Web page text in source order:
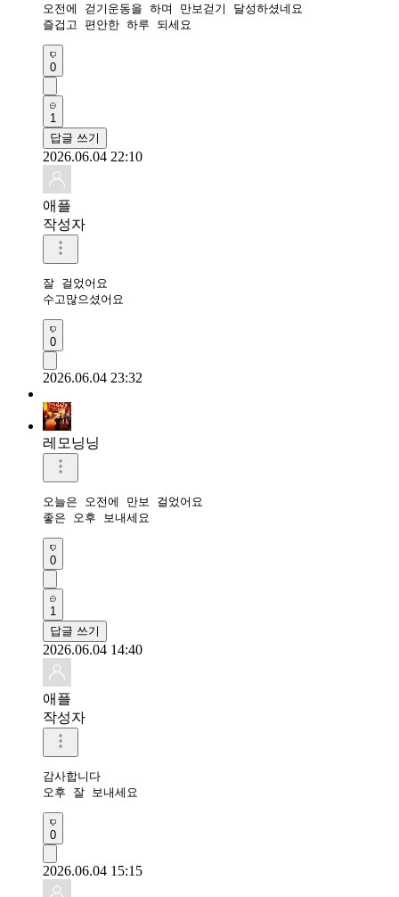
오전에 걷기운동을 하며 만보걷기 달성하셨네요
즐겁고 편안한 하루 되세요
0
1
답글 쓰기
2026.06.04 22:10
애플
작성자
잘 걸었어요
수고많으셨어요
0
2026.06.04 23:32
레모닝닝
오늘은 오전에 만보 걸었어요
좋은 오후 보내세요
0
1
답글 쓰기
2026.06.04 14:40
애플
작성자
감사합니다
오후 잘 보내세요
0
2026.06.04 15:15